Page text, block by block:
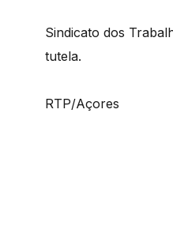
Sindicato dos
tutela.
RTP/Açores